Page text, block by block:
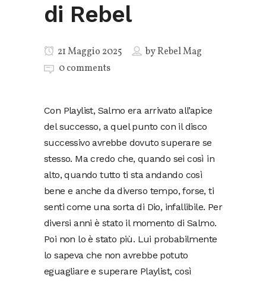
di Rebel
21 Maggio 2025 byRebel Mag
0 comments
Con Playlist, Salmo era arrivato all’apice
del successo, a quel punto con il disco
successivo avrebbe dovuto superare se
stesso. Ma credo che, quando sei così in
alto, quando tutto ti sta andando così
bene e anche da diverso tempo, forse, ti
senti come una sorta di Dio, infallibile. Per
diversi anni è stato il momento di Salmo.
Poi non lo è stato più. Lui probabilmente
lo sapeva che non avrebbe potuto
eguagliare e superare Playlist, così